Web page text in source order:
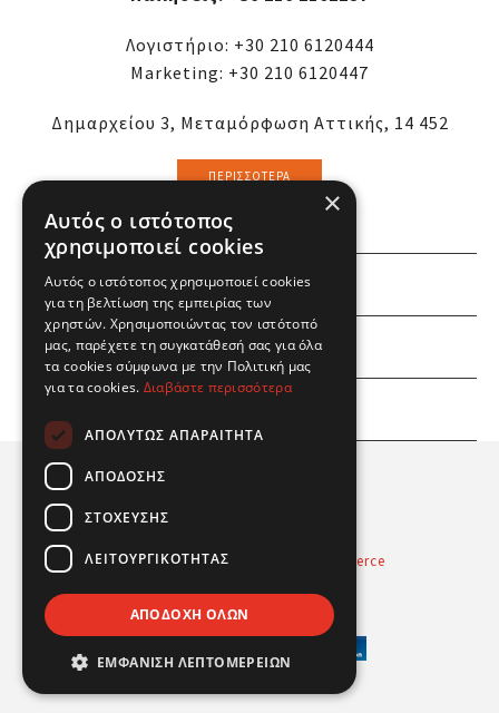
Λογιστήριο: +30 210 6120444
Marketing: +30 210 6120447
Δημαρχείου 3, Μεταμόρφωση Αττικής, 14 452
ΠΕΡΙΣΣΌΤΕΡΑ
ΕΜΕΙΣ
ΕΣΕΙΣ
Powered byRadicode
nopCommerce
×
Αυτός ο ιστότοπος
χρησιμοποιεί cookies
Αυτός ο ιστότοπος χρησιμοποιεί cookies
για τη βελτίωση της εμπειρίας των
χρηστών. Χρησιμοποιώντας τον ιστότοπό
μας, παρέχετε τη συγκατάθεσή σας για όλα
τα cookies σύμφωνα με την Πολιτική μας
για τα cookies. Διαβάστε περισσότερα
ΑΠΟΛΎΤΩΣ ΑΠΑΡΑΊΤΗΤΑ
ΑΠΌΔΟΣΗΣ
ΣΤΌΧΕΥΣΗΣ
ΛΕΙΤΟΥΡΓΙΚΌΤΗΤΑΣ
ΑΠΟΔΟΧΉ ΌΛΩΝ
ΕΜΦΆΝΙΣΗ ΛΕΠΤΟΜΕΡΕΙΏΝ